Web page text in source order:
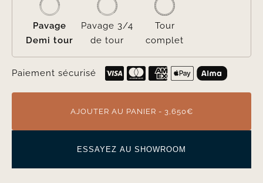
Pavage
Demi tour
Pavage 3/4
de tour
Tour
complet
Paiement sécurisé
AJOUTER AU PANIER - 3,650€
ESSAYEZ AU SHOWROOM